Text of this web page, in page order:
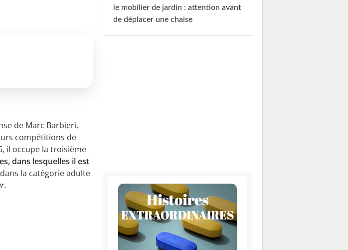
de Marc Barbieri,
compétitions de
il occupe la troisième
dans lesquelles il est
la catégorie adulte
.
le mobilier de jardin : attention avant
de déplacer une chaise